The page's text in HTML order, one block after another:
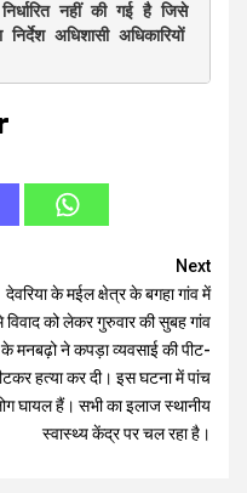
नहीं की गई है जिसे
अधिशासी अधिकारियों
Next
देवरिया के मईल क्षेत्र के बगहा गांव में
विवाद को लेकर गुरुवार की सुबह गांव
के मनबढ़ो ने कपड़ा व्यवसाई की पीट-
हत्या कर दी। इस घटना में पांच
घायल हैं। सभी का इलाज स्थानीय
स्वास्थ्य केंद्र पर चल रहा है।